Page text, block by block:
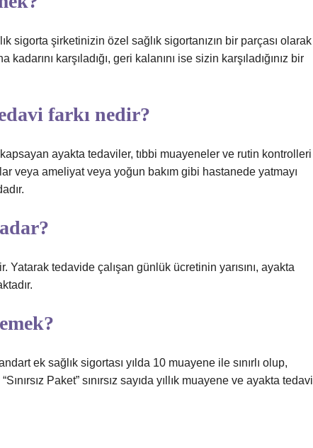
sigorta şirketinizin özel sağlık sigortanızın bir parçası olarak
kadarını karşıladığı, geri kalanını ise sizin karşıladığınız bir
farkı nedir?
ayakta tedaviler, tıbbi muayeneler ve rutin kontrolleri
veya ameliyat veya yoğun bakım gibi hastanede yatmayı
Yatarak tedavide çalışan günlük ücretinin yarısını, ayakta
ek sağlık sigortası yılda 10 muayene ile sınırlı olup,
Paket” sınırsız sayıda yıllık muayene ve ayakta tedavi